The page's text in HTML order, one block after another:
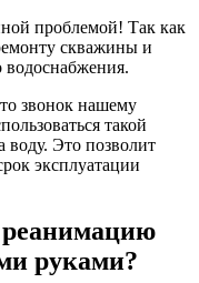
проблемой! Так как
скважины и
водоснабжения.
звонок нашему
такой
воду. Это позволит
эксплуатации
руками?